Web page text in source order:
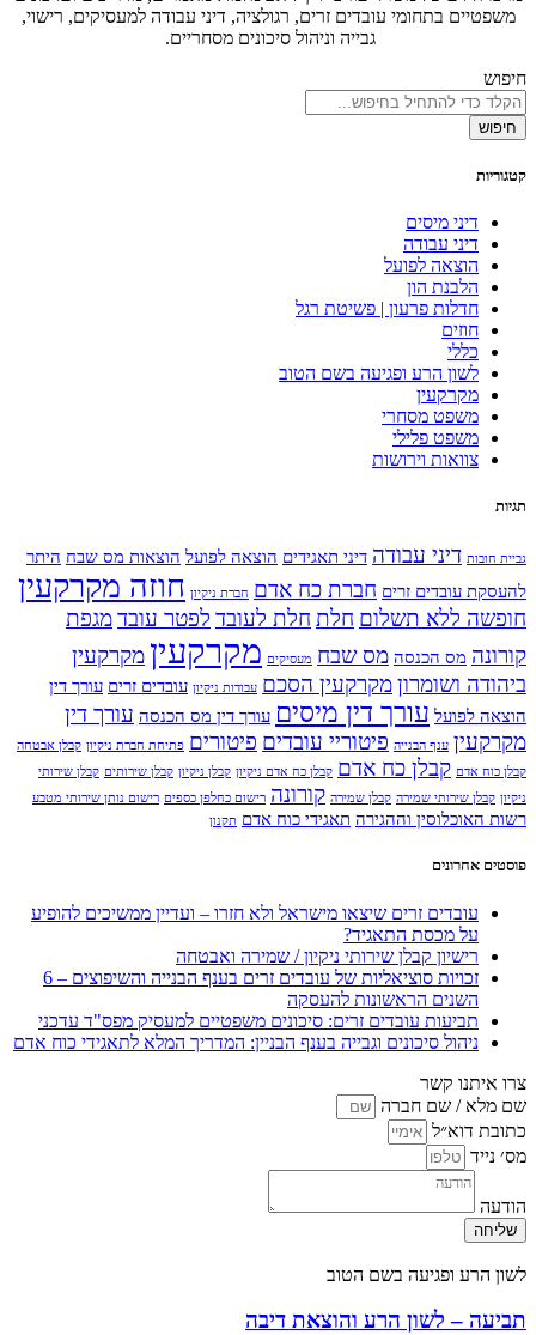
משפטיים בתחומי עובדים זרים, רגולציה, דיני עבודה למעסיקים, רישוי,
גבייה וניהול סיכונים מסחריים.
חיפוש
חיפוש
קטגוריות
דיני מיסים
דיני עבודה
הוצאה לפועל
הלבנת הון
חדלות פרעון | פשיטת רגל
חוזים
כללי
לשון הרע ופגיעה בשם הטוב
מקרקעין
משפט מסחרי
משפט פלילי
צוואות וירושות
תגיות
גביית חובות דיני עבודה דיני תאגידים הוצאה לפועל הוצאות מס שבח היתר
להעסקת עובדים זרים חברת כח אדם חברת ניקיון חוזה מקרקעין
חופשה ללא תשלום חלת חלת לעובד לפטר עובדמגפת
קורונה מס הכנסה מס שבח מעסיקים מקרקעין מקרקעין
ביהודה ושומרוןמקרקעין הסכם עבודות ניקיון עובדים זרים עורך דין
הוצאה לפועל עורך דין מיסים עורך דין מס הכנסה עורך דין
מקרקעין ענף הבנייה פיטוריי עובדים פיטורים פתיחת חברת ניקיון קבלן אבטחה
קבלן כוח אדם קבלן כח אדם קבלן כח אדם ניקיון קבלן ניקיון קבלן שירותים קבלן שירותי
ניקיון קבלן שירותי שמירה קבלן שמירה קורונה רישום כחלפן כספים רישום נותן שירותי מטבע
רשות האוכלוסין וההגירה תאגידי כוח אדם תקנון
פוסטים אחרונים
עובדים זרים שיצאו מישראל ולא חזרו – ועדיין ממשיכים להופיע
על מכסת התאגיד?
רישיון קבלן שירותי ניקיון / שמירה ואבטחה
זכויות סוציאליות של עובדים זרים בענף הבנייה והשיפוצים – 6
השנים הראשונות להעסקה
תביעות עובדים זרים: סיכונים משפטיים למעסיק מפס"ד עדכני
ניהול סיכונים וגבייה בענף הבניין: המדריך המלא לתאגידי כוח אדם
צרו איתנו קשר
שם מלא / שם חברה
כתובת דוא״ל
מס׳ נייד
הודעה
שליחה
לשון הרע ופגיעה בשם הטוב
תביעה – לשון הרע והוצאת דיבה